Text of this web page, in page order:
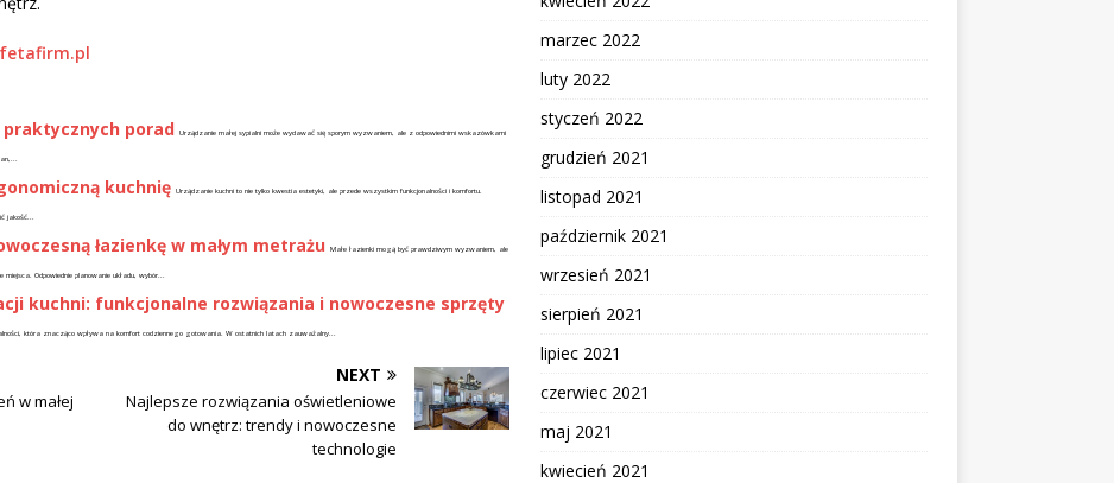
praktycznych porad
Urządzanie małej sypialni może wydawać się sporym wyzwaniem, ale z odpowiednimi wskazówkami
kuchnię Urządzanie kuchni to nie tylko kwestia estetyki, ale przede wszystkim funkcjonalności i komfortu.
jakość...
łazienkę w małym metrażu Małe łazienki mogą być prawdziwym wyzwaniem, ale
Odpowiednie planowanie układu, wybór...
kuchni: funkcjonalne rozwiązania i nowoczesne sprzęty
która znacząco wpływa na komfort codziennego gotowania. W ostatnich latach zauważalny...
w małej
NEXT
Najlepsze rozwiązania oświetleniowe
do wnętrz: trendy i nowoczesne
technologie
marzec 2022
luty 2022
styczeń 2022
grudzień 2021
listopad 2021
październik 2021
wrzesień 2021
sierpień 2021
lipiec 2021
czerwiec 2021
maj 2021
kwiecień 2021